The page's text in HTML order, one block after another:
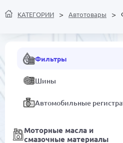
КАТЕГОРИИ Автотовары
Автомобильные
Аккумуляторы
Фильтры
Шины
Автомобильные
Моторные масла и
смазочные материалы